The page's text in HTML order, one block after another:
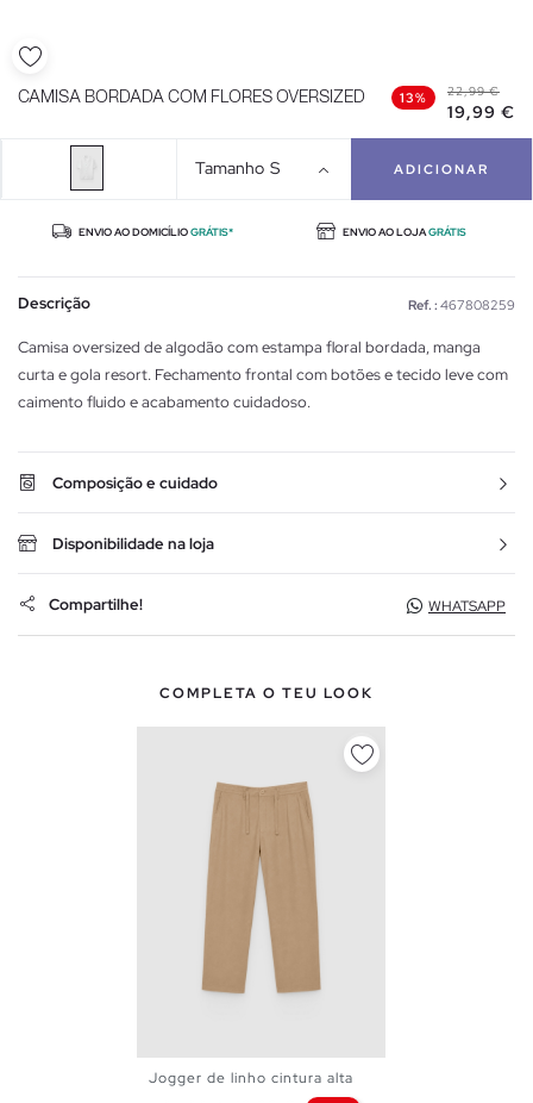
CAMISA BORDADA COM FLORES OVERSIZED 13% 22,99 €
19,99 €
Tamanho S ADICIONAR
ENVIO AO DOMICÍLIOGRÁTIS* ENVIO AO LOJAGRÁTIS
Descrição Ref. : 467808259
Camisa oversized de algodão com estampa floral bordada, manga
curta e gola resort. Fechamento frontal com botões e tecido leve com
caimento fluido e acabamento cuidadoso.
Composição e cuidado
Disponibilidade na loja
Compartilhe! WHATSAPP
COMPLETA O TEU LOOK
38
Jogger de linho cintura alta